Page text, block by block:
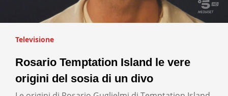
Televisione
Rosario Temptation Island le vere
origini del sosia di un divo